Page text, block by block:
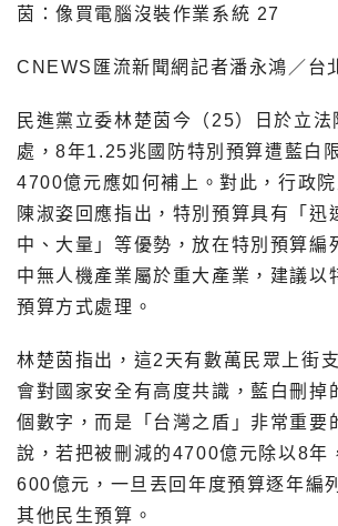
CNEWS匯流新聞網記者潘永鴻／台
民進黨立委林楚茵今（25）日於立法
處，8年1.25兆國防特別預算遭藍白
4700億元應如何補上。對此，行政
陳淑姿回應指出，特別預算具有「迅
中、大量」等優勢，放在特別預算編
中無人機產業屬於重大產業，建議以
預算方式處理。
林楚茵指出，這2天有數萬民眾上街
會對國家安全有高度共識，藍白刪掉
個數字，而是「台灣之盾」非常重要
說，若把被刪減的4700億元除以8年
600億元，一旦丟回年度預算逐年編
其他民生預算。